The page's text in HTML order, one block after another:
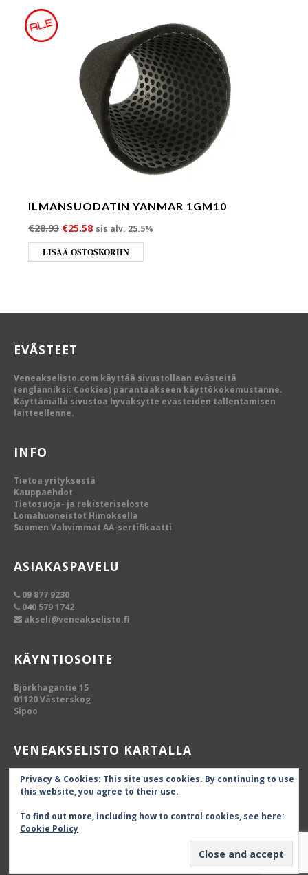
ILMANSUODATIN YANMAR 1GM10
€28.93 Alkuperäinen hinta oli: €28.93.
€25.58Nykyinen hinta on: €25.58.
sis alv. 25.5%
LISÄÄ OSTOSKORIIN
EVÄSTEET
Veneakselisto.com käyttää sivustollaan evästeitä
(englanniksi: Cookies) parantaakseen käyttökokemustanne.
Käyttämällä sivustoa hyväksytte evästeiden tallentamisen
laitteellenne.
INFO
Tietoa yrityksestä
Kauppaehdot
Tietosuoja- ja rekisteriseloste
Lomahuoneistot Himoksella
Suomen Vahvimmat AA-sertifikaatti
ASIAKASPAVELU
09 877 9230
040 579 1742
akseli@veneakselisto.fi
KÄYNTIOSOITE
Björkhagantie 15
01120 Västerskog
Sipoo
VENEAKSELISTO KARTALLA
Privacy & Cookies: This site uses cookies. By continuing to use
this website, you agree to their use.
To find out more, including how to control cookies, see here:
Cookie Policy